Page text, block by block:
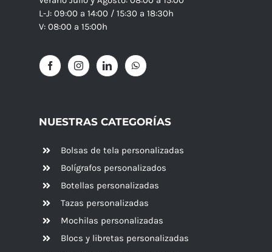
L-J: 09:00 a 14:00 / 15:30 a 18:30h
V: 08:00 a 15:00h
NUESTRAS CATEGORÍAS
Bolsas de tela personalizadas
Bolígrafos personalizados
Botellas personalizadas
Tazas personalizadas
Mochilas personalizadas
Blocs y libretas personalizadas